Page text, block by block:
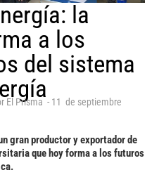
la
a los
del sistema
El Prisma - 11 de septiembre
gran productor y exportador de
que hoy forma a los futuros